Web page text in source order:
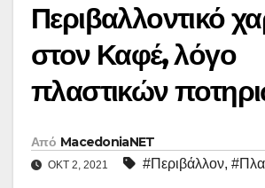
Περιβαλλοντικό
στον Καφέ, λόγο
πλαστικών
Από MacedoniaNET
ΟΚΤ 2, 2021 #Περιβάλλον,